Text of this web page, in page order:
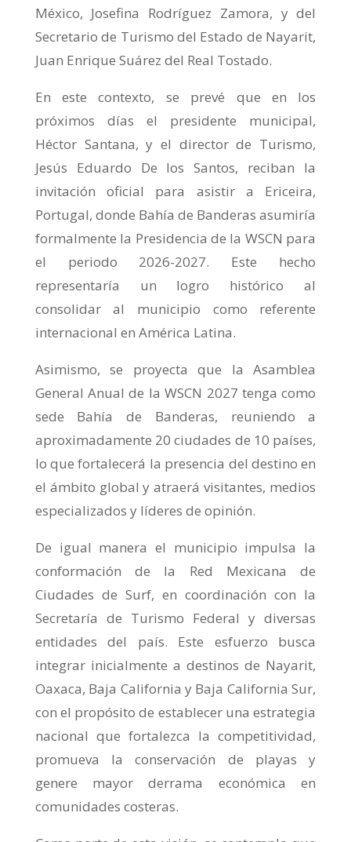
México, Josefina Rodríguez Zamora, y del
Secretario de Turismo del Estado de Nayarit,
Juan Enrique Suárez del Real Tostado.
En este contexto, se prevé que en los
próximos días el presidente municipal,
Héctor Santana, y el director de Turismo,
Jesús Eduardo De los Santos, reciban la
invitación oficial para asistir a Ericeira,
Portugal, donde Bahía de Banderas asumiría
formalmente la Presidencia de la WSCN para
el periodo 2026-2027. Este hecho
representaría un logro histórico al
consolidar al municipio como referente
internacional en América Latina.
Asimismo, se proyecta que la Asamblea
General Anual de la WSCN 2027 tenga como
sede Bahía de Banderas, reuniendo a
aproximadamente 20 ciudades de 10 países,
lo que fortalecerá la presencia del destino en
el ámbito global y atraerá visitantes, medios
especializados y líderes de opinión.
De igual manera el municipio impulsa la
conformación de la Red Mexicana de
Ciudades de Surf, en coordinación con la
Secretaría de Turismo Federal y diversas
entidades del país. Este esfuerzo busca
integrar inicialmente a destinos de Nayarit,
Oaxaca, Baja California y Baja California Sur,
con el propósito de establecer una estrategia
nacional que fortalezca la competitividad,
promueva la conservación de playas y
genere mayor derrama económica en
comunidades costeras.